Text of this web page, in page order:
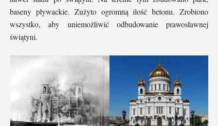
baseny pływackie. Zużyto ogromną ilość betonu. Zrobiono
wszystko, aby uniemożliwić odbudowanie prawosławnej
świątyni.